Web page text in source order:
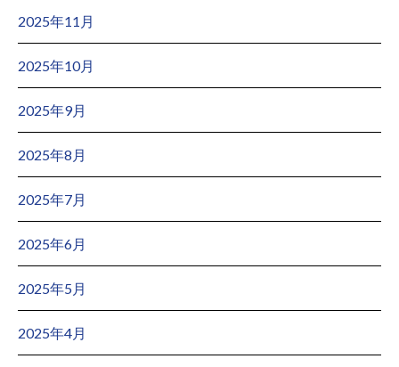
2025年11月
2025年10月
2025年9月
2025年8月
2025年7月
2025年6月
2025年5月
2025年4月